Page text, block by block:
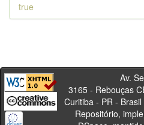
true
Av. Sete de
3165 - Rebouças
Curitiba -
Repositório,